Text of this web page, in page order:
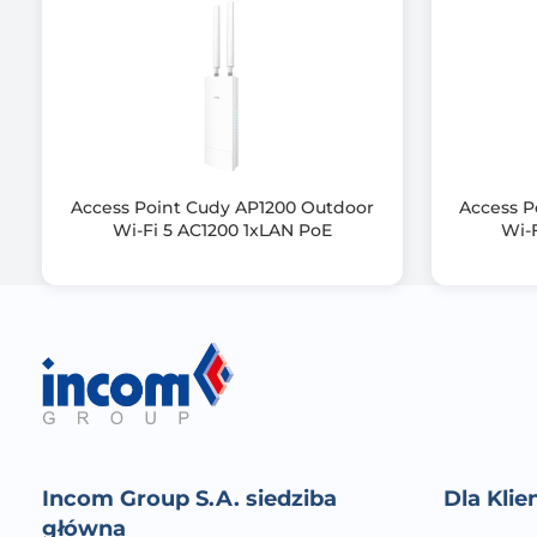
Ilość portów PoE
Zawiera baterię / akumulator
Access Point Cudy AP1200 Outdoor
Wi-Fi 5 AC1200 1xLAN PoE
Access
Wi-
Incom Group S.A. siedziba
główna
Dla